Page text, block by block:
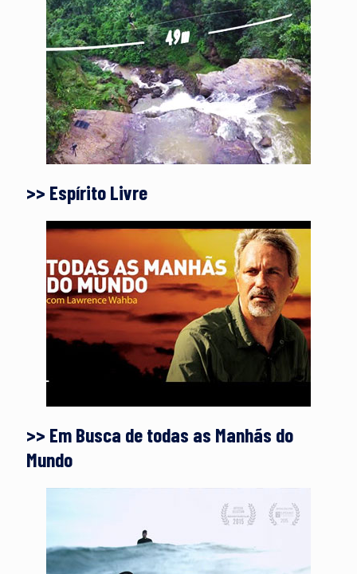
>> Espírito Livre
>> Em Busca de todas as Manhãs do
Mundo